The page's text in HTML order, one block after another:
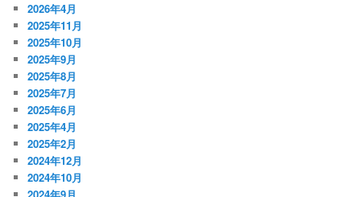
2026年4月
2025年11月
2025年10月
2025年9月
2025年8月
2025年7月
2025年6月
2025年4月
2025年2月
2024年12月
2024年10月